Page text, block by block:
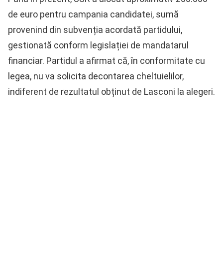
de euro pentru campania candidatei, sumă
provenind din subvenția acordată partidului,
gestionată conform legislației de mandatarul
financiar. Partidul a afirmat că, în conformitate cu
legea, nu va solicita decontarea cheltuielilor,
indiferent de rezultatul obținut de Lasconi la alegeri.